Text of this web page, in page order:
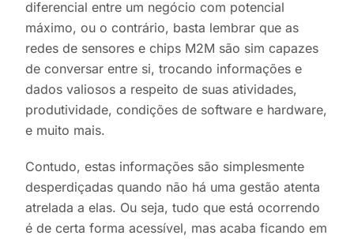
diferencial entre um negócio com potencial
máximo, ou o contrário, basta lembrar que as
redes de sensores e chips M2M são sim capazes
de conversar entre si, trocando informações e
dados valiosos a respeito de suas atividades,
produtividade, condições de software e hardware,
e muito mais.
Contudo, estas informações são simplesmente
desperdiçadas quando não há uma gestão atenta
atrelada a elas. Ou seja, tudo que está ocorrendo
é de certa forma acessível, mas acaba ficando em